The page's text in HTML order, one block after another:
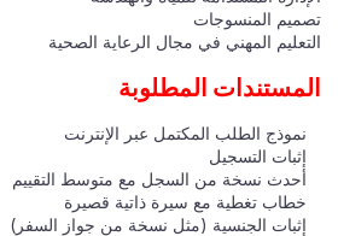
تصميم المنسوجات
التعليم المهني في مجال الرعاية الصحية
المستندات المطلوبة
نموذج الطلب المكتمل عبر الإنترنت
إثبات التسجيل
أحدث نسخة من السجل مع متوسط التقييم
خطاب تغطية مع سيرة ذاتية قصيرة
إثبات الجنسية (مثل نسخة من جواز السفر)